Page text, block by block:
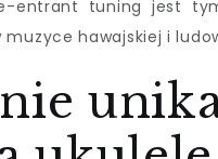
entrant tuning jest
hawajskiej i